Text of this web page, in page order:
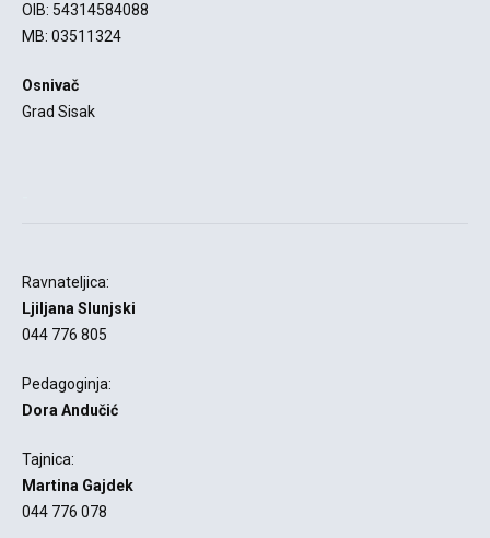
OIB: 54314584088
MB: 03511324
Osnivač
Grad Sisak
Ravnateljica:
Ljiljana Slunjski
044 776 805
Pedagoginja:
Dora Andučić
Tajnica:
Martina Gajdek
044 776 078